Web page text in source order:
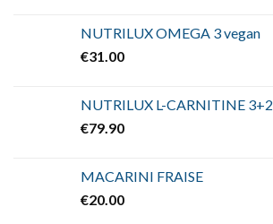
NUTRILUX OMEGA 3 vegan
€31.00
NUTRILUX L-CARNITINE 3+2
€79.90
MACARINI FRAISE
€20.00